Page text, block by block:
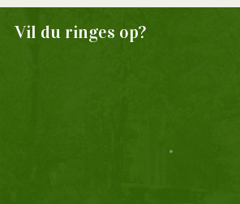
Vil du ringes op?